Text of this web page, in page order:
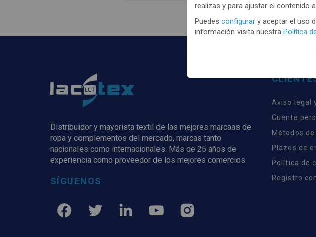
Distribuidor y mayorista textil de las mejores marcaas de
ropa y complementos del mercado, marcas tanto
nacionales como internacionales. Más de 25 años de
experiencia como proveedor de los mejores comercios
SÍGUENOS
Aviso legal
Cuenta
Métodos
Plazos de
Política de
Registro
realizas y para ajustar el contenido
Puedes configurar y aceptar el uso
información visita nuestra Política